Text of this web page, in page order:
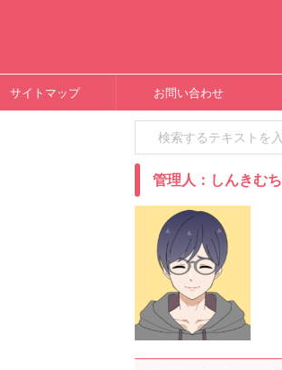
サイトマップ お問い合わせ
管理人：しんきむち